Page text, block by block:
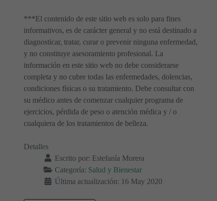
***El contenido de este sitio web es solo para fines
informativos, es de carácter general y no está destinado a
diagnosticar, tratar, curar o prevenir ninguna enfermedad,
y no constituye asesoramiento profesional. La
información en este sitio web no debe considerarse
completa y no cubre todas las enfermedades, dolencias,
condiciones físicas o su tratamiento. Debe consultar con
su médico antes de comenzar cualquier programa de
ejercicios, pérdida de peso o atención médica y / o
cualquiera de los tratamientos de belleza.
Detalles
Escrito por: Estefanía Morera
Categoría: Salud y Bienestar
Última actualización: 16 May 2020